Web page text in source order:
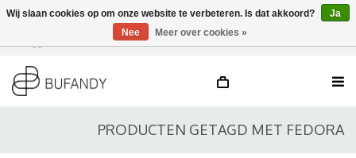
DE / EN
PRODUCTEN GETAGD MET FEDORA
Wij slaan cookies op om onze website te verbeteren. Is dat akkoord?
Ja
Nee
Meer over cookies »